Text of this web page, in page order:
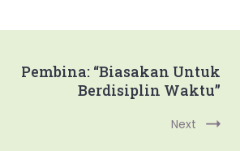
Pembina: “Biasakan Untuk
Berdisiplin Waktu”
Next